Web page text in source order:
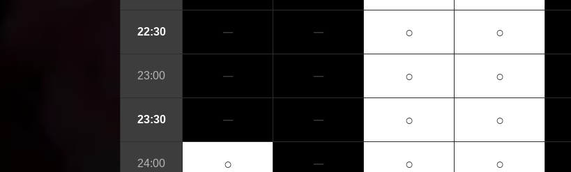
22:30 ─ ─ ○ ○
23:00 ─ ─ ○ ○
23:30 ─ ─ ○ ○
24:00 ○ ─ ○ ○